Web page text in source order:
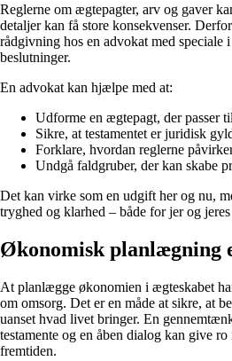
Reglerne om ægtepagter, arv og gaver
detaljer kan få store konsekvenser.
rådgivning hos en advokat med
beslutninger.
En advokat kan hjælpe med at:
Udforme en ægtepagt, der passer
Sikre, at testamentet er juridisk
Forklare, hvordan reglerne
Undgå faldgruber, der kan skabe
Det kan virke som en udgift her og nu,
tryghed og klarhed – både for jer og
Økonomisk planlægning
At planlægge økonomien i ægteskabet
om omsorg. Det er en måde at sikre, at
uanset hvad livet bringer. En
testamente og en åben dialog kan give
fremtiden.